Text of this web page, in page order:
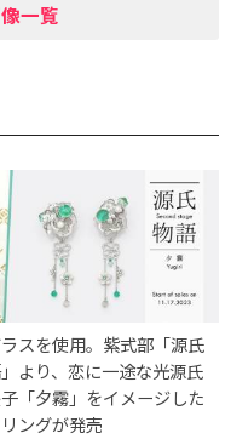
一覧
スを使用。紫式部「源氏
より、恋に一途な光源氏
「夕霧」をイメージした
ングが発売